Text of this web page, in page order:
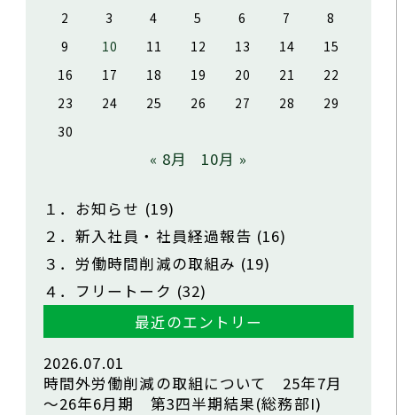
2
3 4 5 6 7
8
9
10 11 12 13 14
15
16
17 18 19 20 21
22
23
24 25 26 27 28
29
30
« 8月 10月 »
１．お知らせ (19)
２．新入社員・社員経過報告 (16)
３．労働時間削減の取組み (19)
４．フリートーク (32)
最近のエントリー
2026.07.01
時間外労働削減の取組について 25年7月
～26年6月期 第3四半期結果(総務部I)